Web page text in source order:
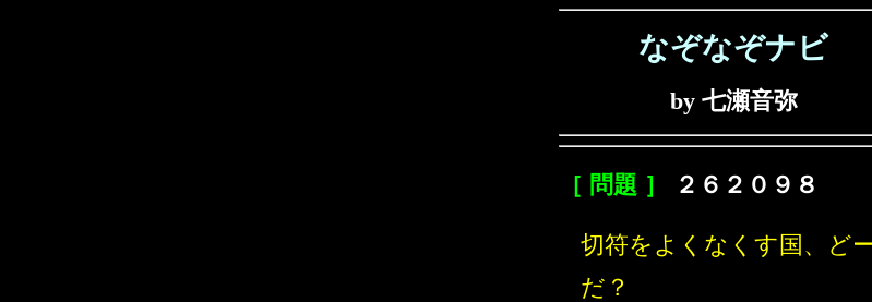
なぞなぞナビ
by 七瀬音弥
［ 問題 ］ ２６２０９８
切符をよくなくす国、ど
だ？